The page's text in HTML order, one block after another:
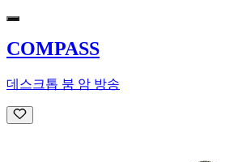
COMPASS
데스크톱 붐 암 방송